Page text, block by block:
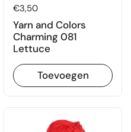
Prijs:
€3,50
Yarn and Colors
Charming 081
Lettuce
Toevoegen